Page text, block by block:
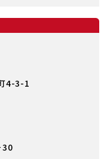
4-3-1
30